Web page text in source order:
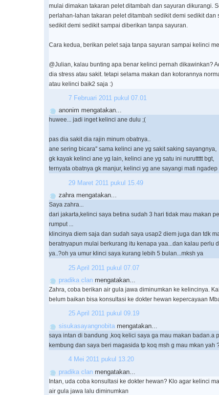
mulai dimakan takaran pelet ditambah dan sayuran dikurangi.
perlahan-lahan takaran pelet ditambah sedikit demi sedikit dan
sedikit demi sedikit sampai diberikan tanpa sayuran.
Cara kedua, berikan pelet saja tanpa sayuran sampai kelinci
@Julian, kalau bunting apa benar kelinci pernah dikawinkan?
dia stress atau sakit. tetapi selama makan dan kotorannya
atau kelinci baik2 saja :)
7 Februari 2011 pukul 07.01
anonim mengatakan...
huwee... jadi inget kelinci ane dulu ;(
pas dia sakit dia rajin minum obatnya..
ane sering bicara'' sama kelinci ane yg sakit saking sayangnya,
gk kayak kelinci ane yg lain, kelinci ane yg satu ini nuruttttt bgt,
ternyata obatnya gk manjur, kelinci yg ane sayangi mati ngadep
29 Maret 2011 pukul 15.49
zahra mengatakan...
Saya zahra...
dari jakarta,kelinci saya betina sudah 3 hari tidak mau makan
rumput ...
klincinya diem saja dan sudah saya usap2 diem juga dan tdk
beratnyapun mulai berkurang itu kenapa yaa...dan kalau perlu
ya..?oh ya umur klinci saya kurang lebih 5 bulan...mksh ya
25 April 2011 pukul 07.07
pradika clan mengatakan...
Zahra, coba berikan air gula jawa diminumkan ke kelincinya.
belum baikan bisa konsultasi ke dokter hewan kepercayaan
25 April 2011 pukul 09.19
sisukasayangnobita mengatakan...
saya intan di bandung ,koq kelici saya ga mau makan badan.a
kembung dan saya beri magasida tp koq msh g mau mkan yah
4 Mei 2011 pukul 13.20
pradika clan mengatakan...
Intan, uda coba konsultasi ke dokter hewan? Klo agar kelinci
air gula jawa lalu diminumkan